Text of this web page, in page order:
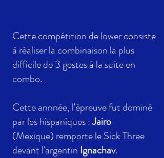
Cette compétition de lower consiste
à réaliser la combinaison la plus
difficile de 3 gestes à la suite en
combo.
Cette annnée, l'épreuve fut dominé
par les hispaniques :Jairo
(Mexique) remporte le Sick Three
devant l'argentin Ignachav.